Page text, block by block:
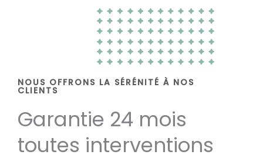
NOUS OFFRONS LA SÉRÉNITÉ À NOS
CLIENTS
Garantie 24 mois
toutes interventions